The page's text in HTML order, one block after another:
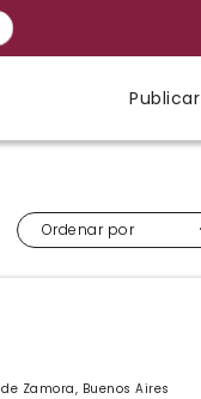
Publicar
Ordenar por
Más relevantes
Zamora, Buenos Aires